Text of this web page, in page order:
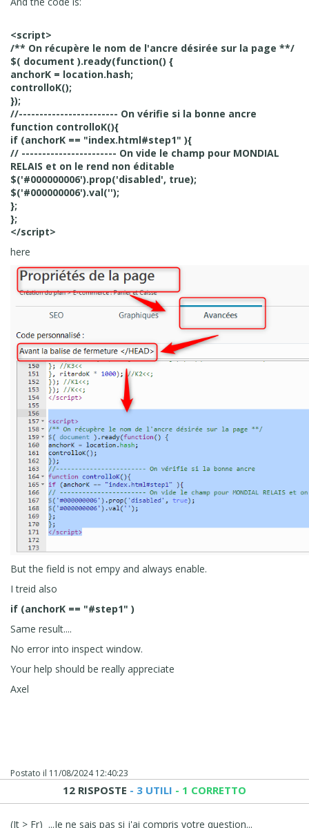
<script>
/** On récupère le nom de l'ancre désirée sur la page **/
$( document ).ready(function() {
anchorK = location.hash;
controlloK();
});
//------------------------ On vérifie si la bonne ancre
function controlloK(){
if (anchorK == "index.html#step1" ){
// ----------------------- On vide le champ pour MONDIAL
RELAIS et on le rend non éditable
$('#000000006').prop('disabled', true);
$('#000000006').val('');
};
};
</script>
here
But the field is not empy and always enable.
I treid also
if (anchorK == "#step1" )
Same result....
No error into inspect window.
Your help should be really appreciate
Axel
Postato il 11/08/2024 12:40:23
12 RISPOSTE - 3 UTILI - 1 CORRETTO
(It > Fr) ...Je ne sais pas si j'ai compris votre question...